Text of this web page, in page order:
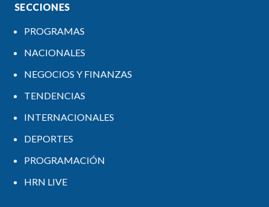
SECCIONES
PROGRAMAS
NACIONALES
NEGOCIOS Y FINANZAS
TENDENCIAS
INTERNACIONALES
DEPORTES
PROGRAMACIÓN
HRN LIVE